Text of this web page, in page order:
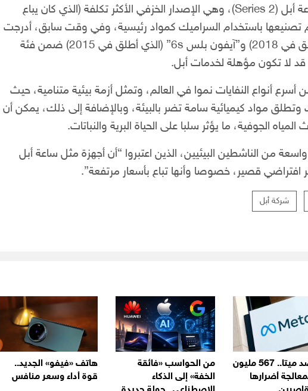
الشركة تدعم نسخة خاصة من ساعة أبل (Series 2)، وهي الإصدار الخزفي الأكثر تكلفة (الذي كان يباع
التي تم تصنيعها باستخدام السراميك كمواد رئيسية، وفي وقت سابق، أدرجت
أبل “آيفون ماكس XS” (الذي أطلق في 2018) و”آيفون بلس 6s” (الذي أطلق في 2015) ضمن فئة
قد لا تكون مؤهلة لخدمات أبل.
أسرع أنواع النفايات نموا في العالم، وتمثل أزمة بيئية متنامية، حيث
وتطلق مواد كيميائية سامة تضر بالبيئة، وبالإضافة إلى ذلك، يمكن أن
الجوفية، ما يؤثر سلبا على الحياة البرية والنباتات.
واسعة من الناشطين البيئيين، الذين اعتبروا “أن أجهزة مثل ساعة أبل
افتراضي قصير، خصوصا وأنها تباع بأسعار مرتفعة”.
شركة أبل
حكم ضد ميتا.. 567 مليون
أضرارها
من الحواسب «فائقة
الخفة» إلى الذكاء
هاتف «فيفو» الجديد..
قوة أداء وسعر منافس